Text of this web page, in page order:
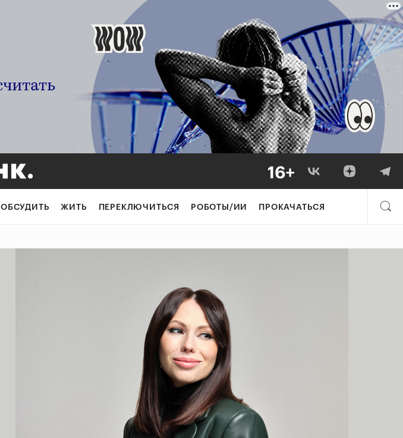
ОБСУДИТЬ ЖИТЬ ПЕРЕКЛЮЧИТЬСЯ РОБОТЫ/ИИ ПРОКАЧАТЬСЯ